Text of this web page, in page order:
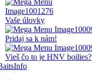
Vaše úlovky
Pridaj sa k nám!
Vieš čo to je HNV boilies?
Info